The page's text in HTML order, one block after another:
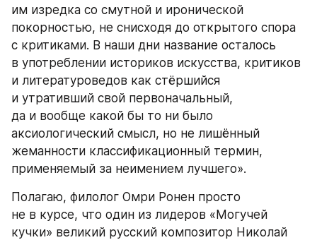
им изредка со смутной и иронической
покорностью, не снисходя до открытого спора
с критиками. В наши дни название осталось
в употреблении историков искусства, критиков
и литературоведов как стёршийся
и утративший свой первоначальный,
да и вообще какой бы то ни было
аксиологический смысл, но не лишённый
жеманности классификационный термин,
применяемый за неимением лучшего».
Полагаю, филолог Омри Ронен просто
не в курсе, что один из лидеров «Могучей
кучки» великий русский композитор Николай